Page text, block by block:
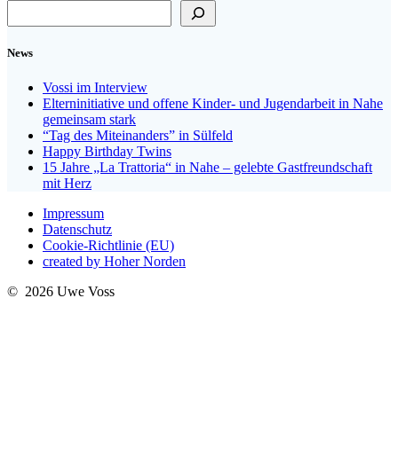
News
Vossi im Interview
Elterninitiative und offene Kinder- und Jugendarbeit in Nahe
gemeinsam stark
“Tag des Miteinanders” in Sülfeld
Happy Birthday Twins
15 Jahre „La Trattoria“ in Nahe – gelebte Gastfreundschaft
mit Herz
Impressum
Datenschutz
Cookie-Richtlinie (EU)
created by Hoher Norden
© 2026 Uwe Voss